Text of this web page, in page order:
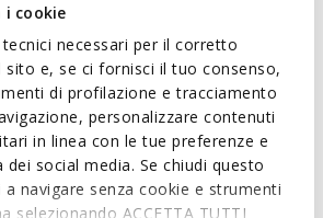
i cookie
necessari per il corretto
e, se ci fornisci il tuo consenso,
di profilazione e tracciamento
personalizzare contenuti
in linea con le tue preferenze e
social media. Se chiudi questo
navigare senza cookie e strumenti
selezionando ACCETTA TUTTI
wooden handle. The combination of
makes it ideal for polished and brushed
151 x 28 mm